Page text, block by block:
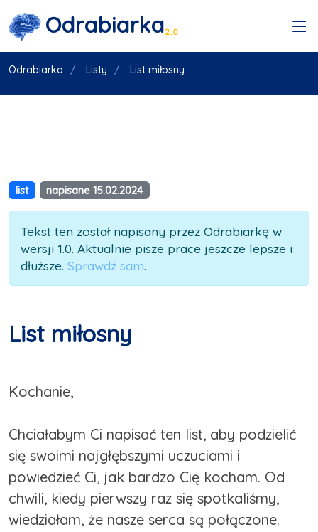
Odrabiarka2.0
Odrabiarka Listy List miłosny
list napisane 15.02.2024
Tekst ten został napisany przez Odrabiarkę w
wersji 1.0. Aktualnie pisze prace jeszcze lepsze i
dłuższe. Sprawdź sam.
List miłosny
Kochanie,
Chciałabym Ci napisać ten list, aby podzielić
się swoimi najgłębszymi uczuciami i
powiedzieć Ci, jak bardzo Cię kocham. Od
chwili, kiedy pierwszy raz się spotkaliśmy,
wiedziałam, że nasze serca są połączone.